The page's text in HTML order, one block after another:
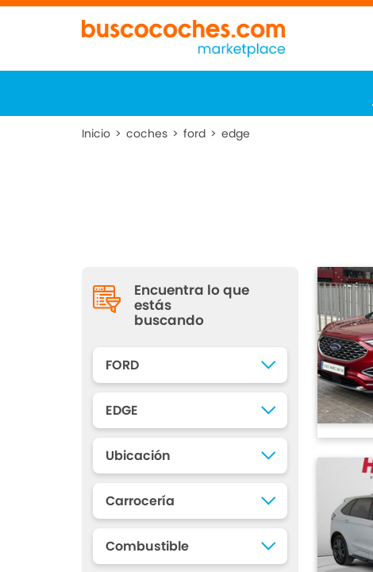
Inicio > coches > ford > edge
Encuentra lo que
estás
buscando